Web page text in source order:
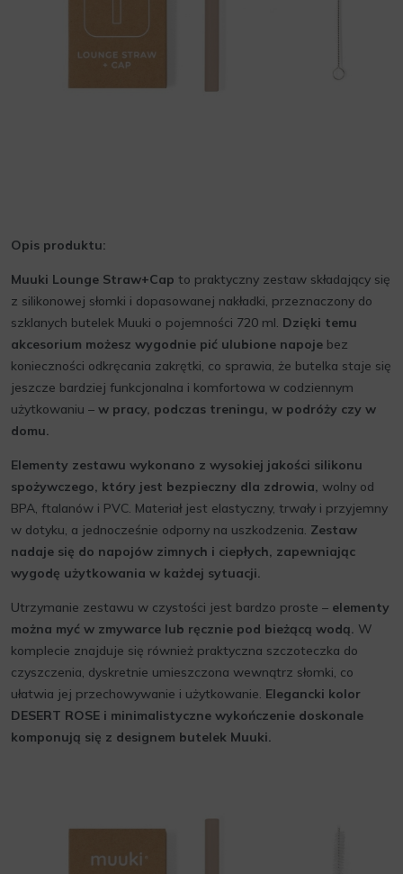
Opis produktu:
Muuki Lounge Straw+Cap to praktyczny zestaw składający się
z silikonowej słomki i dopasowanej nakładki, przeznaczony do
szklanych butelek Muuki o pojemności 720 ml. Dzięki temu
akcesorium możesz wygodnie pić ulubione napoje bez
konieczności odkręcania zakrętki, co sprawia, że butelka staje się
jeszcze bardziej funkcjonalna i komfortowa w codziennym
użytkowaniu – w pracy, podczas treningu, w podróży czy w
domu.
Elementy zestawu wykonano z wysokiej jakości silikonu
spożywczego, który jest bezpieczny dla zdrowia, wolny od
BPA, ftalanów i PVC. Materiał jest elastyczny, trwały i przyjemny
w dotyku, a jednocześnie odporny na uszkodzenia. Zestaw
nadaje się do napojów zimnych i ciepłych, zapewniając
wygodę użytkowania w każdej sytuacji.
Utrzymanie zestawu w czystości jest bardzo proste – elementy
można myć w zmywarce lub ręcznie pod bieżącą wodą. W
komplecie znajduje się również praktyczna szczoteczka do
czyszczenia, dyskretnie umieszczona wewnątrz słomki, co
ułatwia jej przechowywanie i użytkowanie. Elegancki kolor
DESERT ROSE i minimalistyczne wykończenie doskonale
komponują się z designem butelek Muuki.